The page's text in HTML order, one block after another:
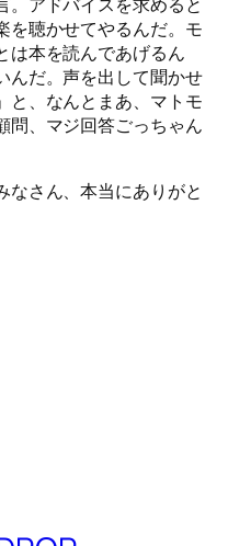
を聴かせてやるんだ。モ
は本を読んであげるん
んだ。声を出して聞かせ
と、なんとまあ、マトモ
問、マジ回答ごっちゃん
なさん、本当にありがと